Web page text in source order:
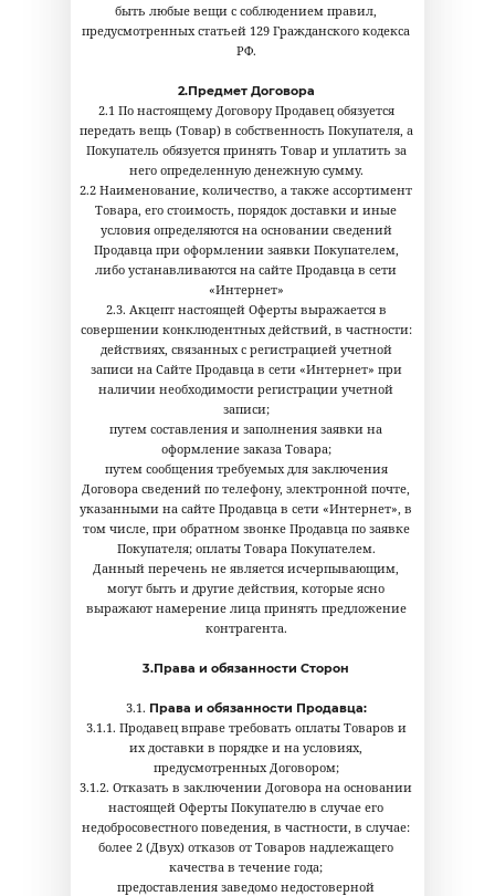
быть любые вещи с соблюдением правил,
предусмотренных статьей 129 Гражданского кодекса
РФ.
2.Предмет Договора
2.1 По настоящему Договору Продавец обязуется
передать вещь (Товар) в собственность Покупателя, а
Покупатель обязуется принять Товар и уплатить за
него определенную денежную сумму.
2.2 Наименование, количество, а также ассортимент
Товара, его стоимость, порядок доставки и иные
условия определяются на основании сведений
Продавца при оформлении заявки Покупателем,
либо устанавливаются на сайте Продавца в сети
«Интернет»
2.3. Акцепт настоящей Оферты выражается в
совершении конклюдентных действий, в частности:
действиях, связанных с регистрацией учетной
записи на Сайте Продавца в сети «Интернет» при
наличии необходимости регистрации учетной
записи;
путем составления и заполнения заявки на
оформление заказа Товара;
путем сообщения требуемых для заключения
Договора сведений по телефону, электронной почте,
указанными на сайте Продавца в сети «Интернет», в
том числе, при обратном звонке Продавца по заявке
Покупателя; оплаты Товара Покупателем.
Данный перечень не является исчерпывающим,
могут быть и другие действия, которые ясно
выражают намерение лица принять предложение
контрагента.
3.Права и обязанности Сторон
3.1. Права и обязанности Продавца:
3.1.1. Продавец вправе требовать оплаты Товаров и
их доставки в порядке и на условиях,
предусмотренных Договором;
3.1.2. Отказать в заключении Договора на основании
настоящей Оферты Покупателю в случае его
недобросовестного поведения, в частности, в случае:
более 2 (Двух) отказов от Товаров надлежащего
качества в течение года;
предоставления заведомо недостоверной